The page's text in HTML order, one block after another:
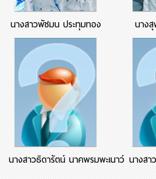
นางสาวพัชมน ประทุมทอง นาง
นางสาวธิดารัตน์ นาคพรมพะเนาว์ นางส